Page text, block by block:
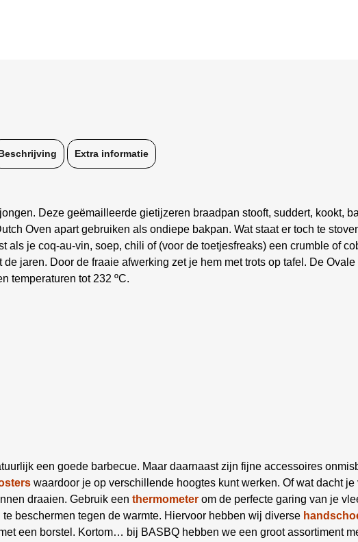
Extra informatie
Deze geëmailleerde gietijzeren braadpan stooft, suddert, kookt,
Oven apart gebruiken als ondiepe bakpan. Wat staat er toch te
als je coq-au-vin, soep, chili of (voor de toetjesfreaks) een crumble of
jaren. Door de fraaie afwerking zet je hem met trots op tafel. De
temperaturen tot 232 ºC.
een goede barbecue. Maar daarnaast zijn fijne accessoires
waardoor je op verschillende hoogtes kunt werken. Of wat dacht je
draaien. Gebruik een thermometer om de perfecte garing van je
beschermen tegen de warmte. Hiervoor hebben wij diverse
een borstel. Kortom… bij BASBQ hebben we een groot assortiment